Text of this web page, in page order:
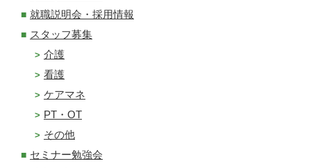
就職説明会・採用情報
スタッフ募集
介護
看護
ケアマネ
PT・OT
その他
セミナー勉強会